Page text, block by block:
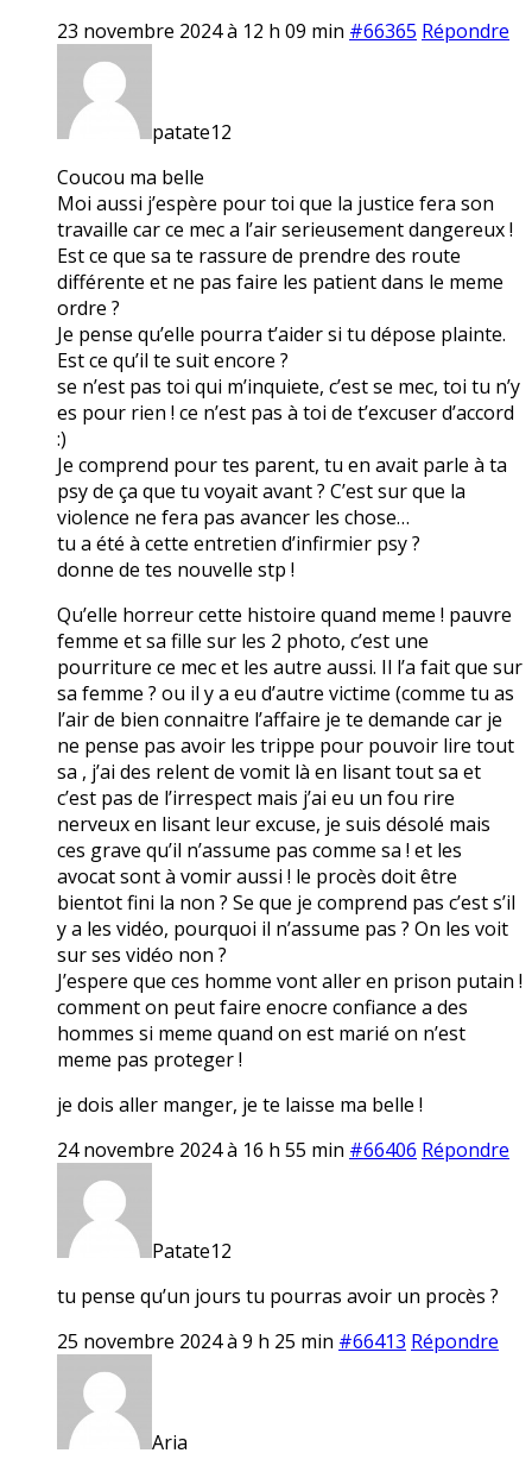
23 novembre 2024 à 12 h 09 min #66365 Répondre
patate12
Coucou ma belle
Moi aussi j’espère pour toi que la justice fera son
travaille car ce mec a l’air serieusement dangereux !
Est ce que sa te rassure de prendre des route
différente et ne pas faire les patient dans le meme
ordre ?
Je pense qu’elle pourra t’aider si tu dépose plainte.
Est ce qu’il te suit encore ?
se n’est pas toi qui m’inquiete, c’est se mec, toi tu n’y
es pour rien ! ce n’est pas à toi de t’excuser d’accord
:)
Je comprend pour tes parent, tu en avait parle à ta
psy de ça que tu voyait avant ? C’est sur que la
violence ne fera pas avancer les chose…
tu a été à cette entretien d’infirmier psy ?
donne de tes nouvelle stp !
Qu’elle horreur cette histoire quand meme ! pauvre
femme et sa fille sur les 2 photo, c’est une
pourriture ce mec et les autre aussi. Il l’a fait que sur
sa femme ? ou il y a eu d’autre victime (comme tu as
l’air de bien connaitre l’affaire je te demande car je
ne pense pas avoir les trippe pour pouvoir lire tout
sa , j’ai des relent de vomit là en lisant tout sa et
c’est pas de l’irrespect mais j’ai eu un fou rire
nerveux en lisant leur excuse, je suis désolé mais
ces grave qu’il n’assume pas comme sa ! et les
avocat sont à vomir aussi ! le procès doit être
bientot fini la non ? Se que je comprend pas c’est s’il
y a les vidéo, pourquoi il n’assume pas ? On les voit
sur ses vidéo non ?
J’espere que ces homme vont aller en prison putain !
comment on peut faire enocre confiance a des
hommes si meme quand on est marié on n’est
meme pas proteger !
je dois aller manger, je te laisse ma belle !
24 novembre 2024 à 16 h 55 min #66406 Répondre
Patate12
tu pense qu’un jours tu pourras avoir un procès ?
25 novembre 2024 à 9 h 25 min #66413 Répondre
Aria